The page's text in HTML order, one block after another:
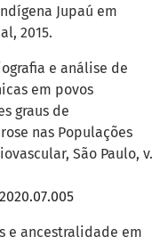
Jupaú em
2015.
e análise de
em povos
graus de
nas Populações
São Paulo, v.
e ancestralidade em